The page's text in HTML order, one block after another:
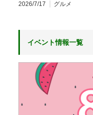
2026/7/17 グルメ
イベント情報一覧